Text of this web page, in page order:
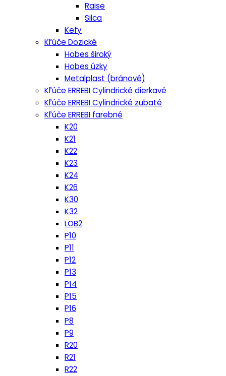
Raise
Silca
Kefy
Kľúče Dozické
Hobes široký
Hobes úzky
Metalplast (bránové)
Kľúče ERREBI Cylindrické dierkavé
Kľúče ERREBI Cylindrické zubaté
Kľúče ERREBI farebné
K20
K21
K22
K23
K24
K26
K30
K32
LOB2
P10
P11
P12
P13
P14
P15
P16
P8
P9
R20
R21
R22